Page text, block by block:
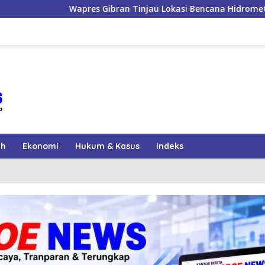
Tinjau Lokasi Bencana Hidrometeorologi di Aceh, Pastikan
Ekonomi Hukum & Kasus Indeks